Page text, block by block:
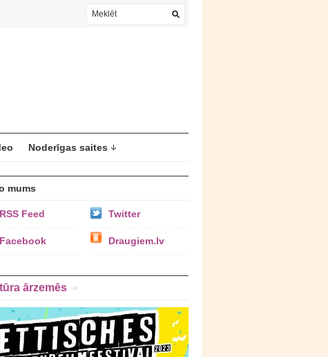
Noderīgas saites
mums
RSS Feed Twitter
Facebook Draugiem.lv
ārzemēs